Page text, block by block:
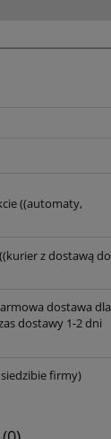
((automaty,
z dostawą do
dostawa dla
dostawy 1-2 dni
firmy)